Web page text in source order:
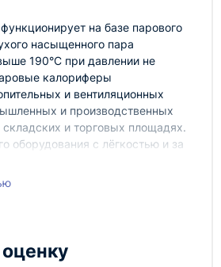
на базе парового
насыщенного пара
190°С при давлении не
калориферы
и вентиляционных
и производственных
и торговых площадях.
оборудования с лёгкостью и за
тремя или четырьмя рядами
изготовленных из
накатным
Также в состав